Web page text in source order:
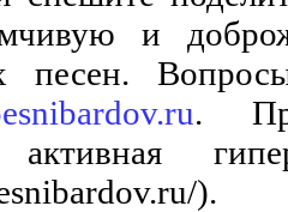
и
песен.
.
активная
).